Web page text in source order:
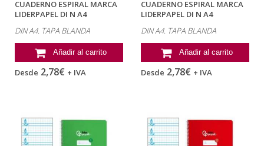
CUADERNO ESPIRAL MARCA
LIDERPAPEL DI N A4
DIN A4. TAPA BLANDA
Añadir al carrito
Desde 2,78€ + IVA
CUADERNO ESPIRAL MARCA
LIDERPAPEL DI N A4
DIN A4. TAPA BLANDA
Añadir al carrito
Desde 2,78€ + IVA